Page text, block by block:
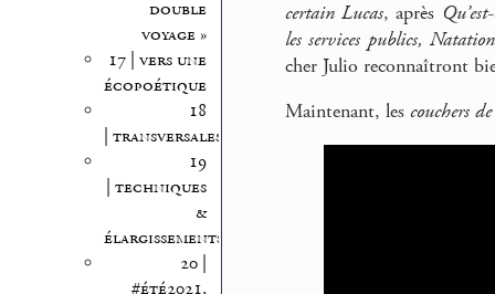
double
voyage »
17 | vers une
écopoétique
18
| transversales
19
| techniques
&
élargissements
20 |
#été2021,
certain Lucas, après
les services publics,
cher Julio reconnaîtront
Maintenant, les couchers